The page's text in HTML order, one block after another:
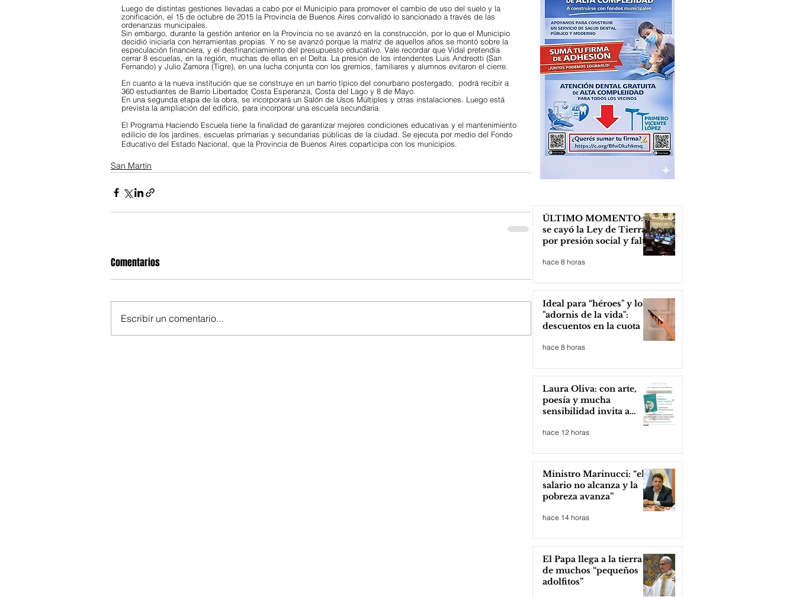
Luego de distintas gestiones llevadas a cabo por el Municipio para promover el cambio de uso del suelo y la
zonificación, el 15 de octubre de 2015 la Provincia de Buenos Aires convalidó lo sancionado a través de las
ordenanzas municipales.
Sin embargo, durante la gestión anterior en la Provincia no se avanzó en la construcción, por lo que el Municipio
decidió iniciarla con herramientas propias. Y no se avanzó porque la matriz de aquellos años se montó sobre la
especulación financiera, y el desfinanciamiento del presupuesto educativo. Vale recordar que Vidal pretendía
cerrar 8 escuelas, en la región, muchas de ellas en el Delta. La presión de los intendentes Luis Andreotti (San
Fernando) y Julio Zamora (Tigre), en una lucha conjunta con los gremios, familiares y alumnos evitaron el cierre.
En cuanto a la nueva institución que se construye en un barrio típico del conurbano postergado,  podrá recibir a
360 estudiantes de Barrio Libertador, Costa Esperanza, Costa del Lago y 8 de Mayo.
En una segunda etapa de la obra, se incorporará un Salón de Usos Múltiples y otras instalaciones. Luego está
prevista la ampliación del edificio, para incorporar una escuela secundaria.
El Programa Haciendo Escuela tiene la finalidad de garantizar mejores condiciones educativas y el mantenimiento
edilicio de los jardines, escuelas primarias y secundarias públicas de la ciudad. Se ejecuta por medio del Fondo
Educativo del Estado Nacional, que la Provincia de Buenos Aires coparticipa con los municipios.
San Martín
Comentarios
Escribir un comentario...
ÚLTIMO MOMENTO:
se cayó la Ley de Tierras
por presión social y falta
hace 8 horas
Ideal para “héroes" y los
"adornis de la vida":
descuentos en la cuota 4
hace 8 horas
Laura Oliva: con arte,
poesía y mucha
sensibilidad invita a
hace 12 horas
Ministro Marinucci: “el
salario no alcanza y la
pobreza avanza”
hace 14 horas
El Papa llega a la tierra
de muchos “pequeños
adolfitos”